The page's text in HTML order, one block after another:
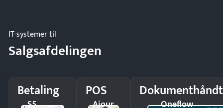
IT-systemer til
Salgsafdelingen
Betaling
S5
POS
Ajour Oneflow